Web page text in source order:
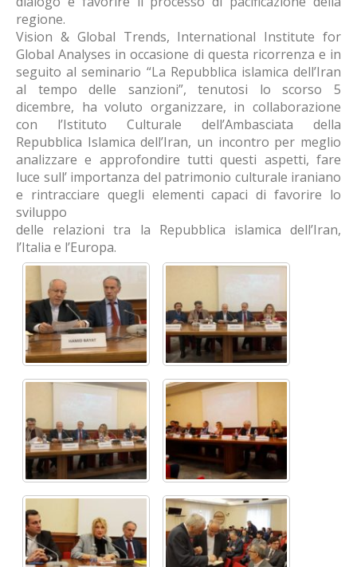
regione.
Vision & Global Trends, International Institute for
Global Analyses in occasione di questa ricorrenza e in
seguito al seminario “La Repubblica islamica dell’Iran
al tempo delle sanzioni”, tenutosi lo scorso 5
dicembre, ha voluto organizzare, in collaborazione
con l’Istituto Culturale dell’Ambasciata della
Repubblica Islamica dell’Iran, un incontro per meglio
analizzare e approfondire tutti questi aspetti, fare
luce sull’ importanza del patrimonio culturale iraniano
e rintracciare quegli elementi capaci di favorire lo
sviluppo
delle relazioni tra la Repubblica islamica dell’Iran,
l’Italia e l’Europa.